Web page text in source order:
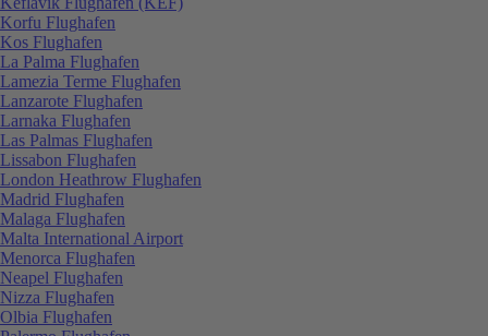
Korfu Flughafen
Kos Flughafen
La Palma Flughafen
Lamezia Terme Flughafen
Lanzarote Flughafen
Larnaka Flughafen
Las Palmas Flughafen
Lissabon Flughafen
London Heathrow Flughafen
Madrid Flughafen
Malaga Flughafen
Malta International Airport
Menorca Flughafen
Neapel Flughafen
Nizza Flughafen
Olbia Flughafen